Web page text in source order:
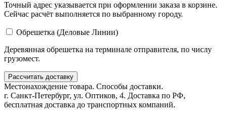
Точный адрес указывается при оформлении заказа в корзине.
Сейчас расчёт выполняется по выбранному городу.
Обрешетка (Деловые Линии)
Деревянная обрешетка на терминале отправителя, по числу
грузомест.
Рассчитать доставку
Местонахождение товара. Способы доставки.
г. Санкт-Петербург, ул. Оптиков, 4. Доставка по РФ,
бесплатная доставка до транспортных компаний.